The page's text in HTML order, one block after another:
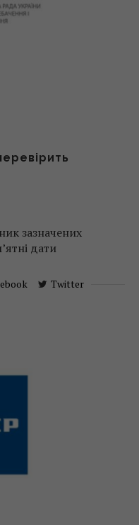
зазначених
дати
Twitter